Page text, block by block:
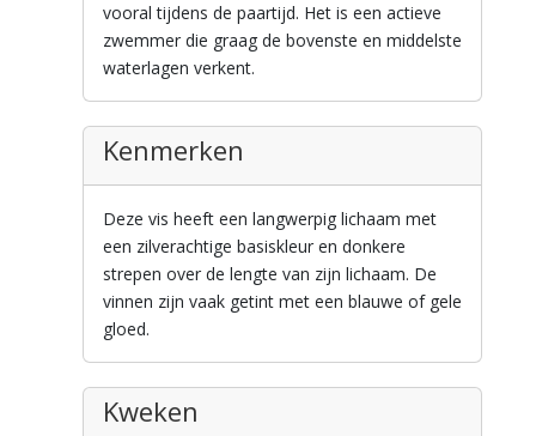
vooral tijdens de paartijd. Het is een actieve
zwemmer die graag de bovenste en middelste
waterlagen verkent.
Kenmerken
Deze vis heeft een langwerpig lichaam met
een zilverachtige basiskleur en donkere
strepen over de lengte van zijn lichaam. De
vinnen zijn vaak getint met een blauwe of gele
gloed.
Kweken